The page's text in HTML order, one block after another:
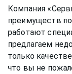
Компания
преимуществ
работают
предлагаем
только
что вы не